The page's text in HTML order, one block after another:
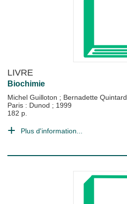
LIVRE
Biochimie
Michel Guilloton ; Bernadette Quintard
Paris : Dunod ; 1999
182 p.
Plus d'information...